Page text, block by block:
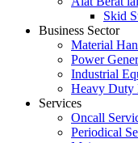
Skid
Business Sector
Material
Power
Industrial
Heavy Duty
Services
Oncall
Periodical